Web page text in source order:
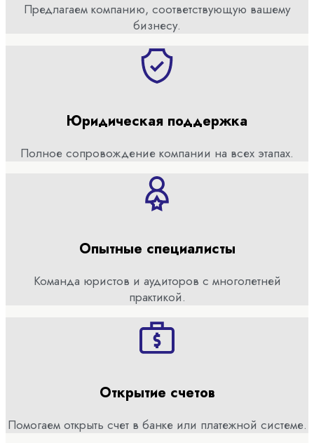
Предлагаем компанию, соответствующую вашему
бизнесу.
Юридическая поддержка
Полное сопровождение компании на всех этапах.
Опытные специалисты
Команда юристов и аудиторов с многолетней
практикой.
Открытие счетов
Помогаем открыть счет в банке или платежной системе.